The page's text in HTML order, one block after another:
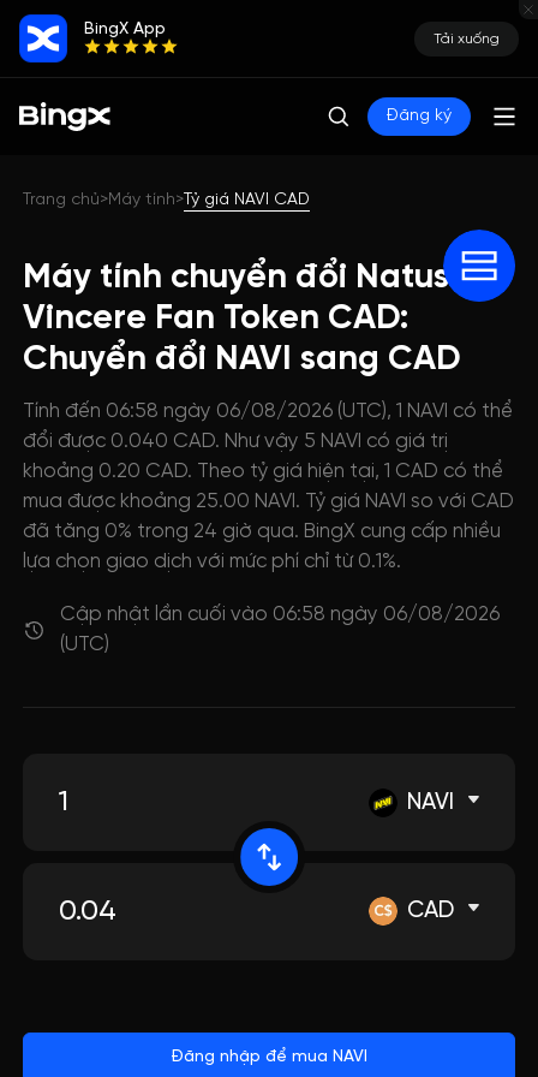
BingX App
Tải xuống
Đăng ký
Trang chủ>Máy tính>Tỷ giá NAVI CAD
Máy tính chuyển đổi Natus
Vincere Fan Token CAD:
Chuyển đổi NAVI sang CAD
Tính đến 06:58 ngày 06/08/2026 (UTC), 1 NAVI có thể
đổi được 0.040 CAD. Như vậy 5 NAVI có giá trị
khoảng 0.20 CAD. Theo tỷ giá hiện tại, 1 CAD có thể
mua được khoảng 25.00 NAVI. Tỷ giá NAVI so với CAD
đã tăng 0% trong 24 giờ qua. BingX cung cấp nhiều
lựa chọn giao dịch với mức phí chỉ từ 0.1%.
Cập nhật lần cuối vào 06:58 ngày 06/08/2026
(UTC)
NAVI
CAD
Đăng nhập để mua NAVI